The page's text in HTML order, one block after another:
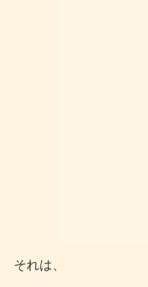
それは、